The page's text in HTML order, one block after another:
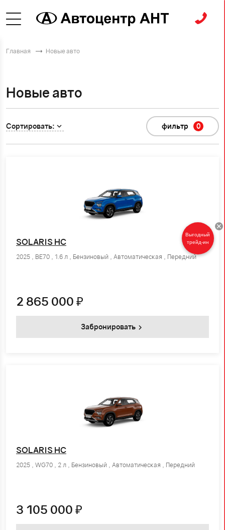
Главная Новые авто
Новые авто
Сортировать: фильтр 0
SOLARIS HC
2025 , BE70 , 1.6 л , Бензиновый , Автоматическая , Передний
2 865 000 ₽
Забронировать
SOLARIS HC
2025 , WG70 , 2 л , Бензиновый , Автоматическая , Передний
3 105 000 ₽
Выгодный
трейд-ин